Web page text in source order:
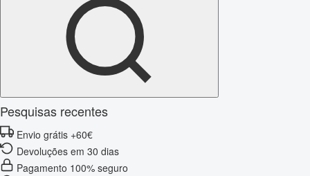
Pesquisas recentes
Envio grátis +60€
Devoluções em 30 dias
Pagamento 100% seguro